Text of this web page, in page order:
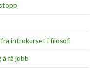
introkurset i filosofi
å få jobb